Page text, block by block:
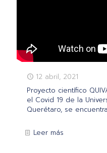
12 abril, 2021
Proyecto científico
el Covid 19 de la
Querétaro, se
Leer más